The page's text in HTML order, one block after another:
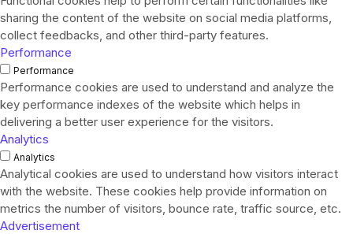
sharing the content of the website on social media platforms,
collect feedbacks, and other third-party features.
Performance
Performance
Performance cookies are used to understand and analyze the
key performance indexes of the website which helps in
delivering a better user experience for the visitors.
Analytics
Analytics
Analytical cookies are used to understand how visitors interact
with the website. These cookies help provide information on
metrics the number of visitors, bounce rate, traffic source, etc.
Advertisement